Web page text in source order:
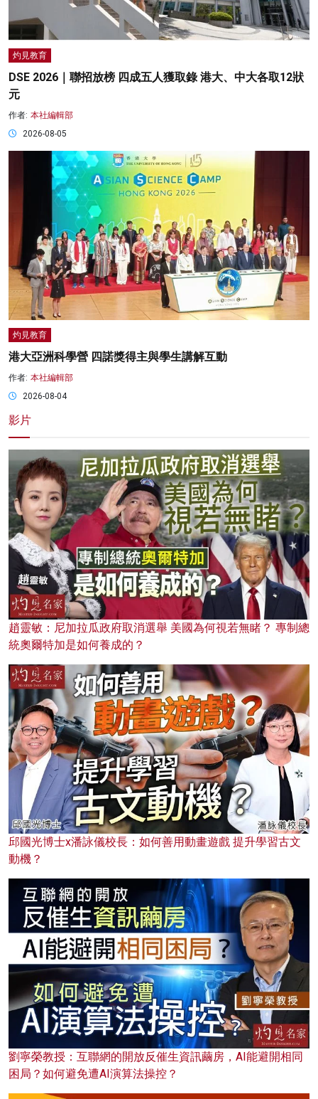
灼見教育
DSE 2026｜聯招放榜 四成五人獲取錄 港大、中大各取12狀
元
作者: 本社編輯部
2026-08-05
灼見教育
港大亞洲科學營 四諾獎得主與學生講解互動
作者: 本社編輯部
2026-08-04
影片
趙靈敏：尼加拉瓜政府取消選舉 美國為何視若無睹？ 專制總
統奧爾特加是如何養成的？
邱國光博士x潘詠儀校長：如何善用動畫遊戲 提升學習古文
動機？
劉寧榮教授：互聯網的開放反催生資訊繭房，AI能避開相同
困局？如何避免遭AI演算法操控？